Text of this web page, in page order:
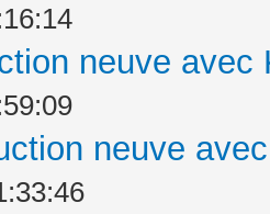
neuve avec
neuve